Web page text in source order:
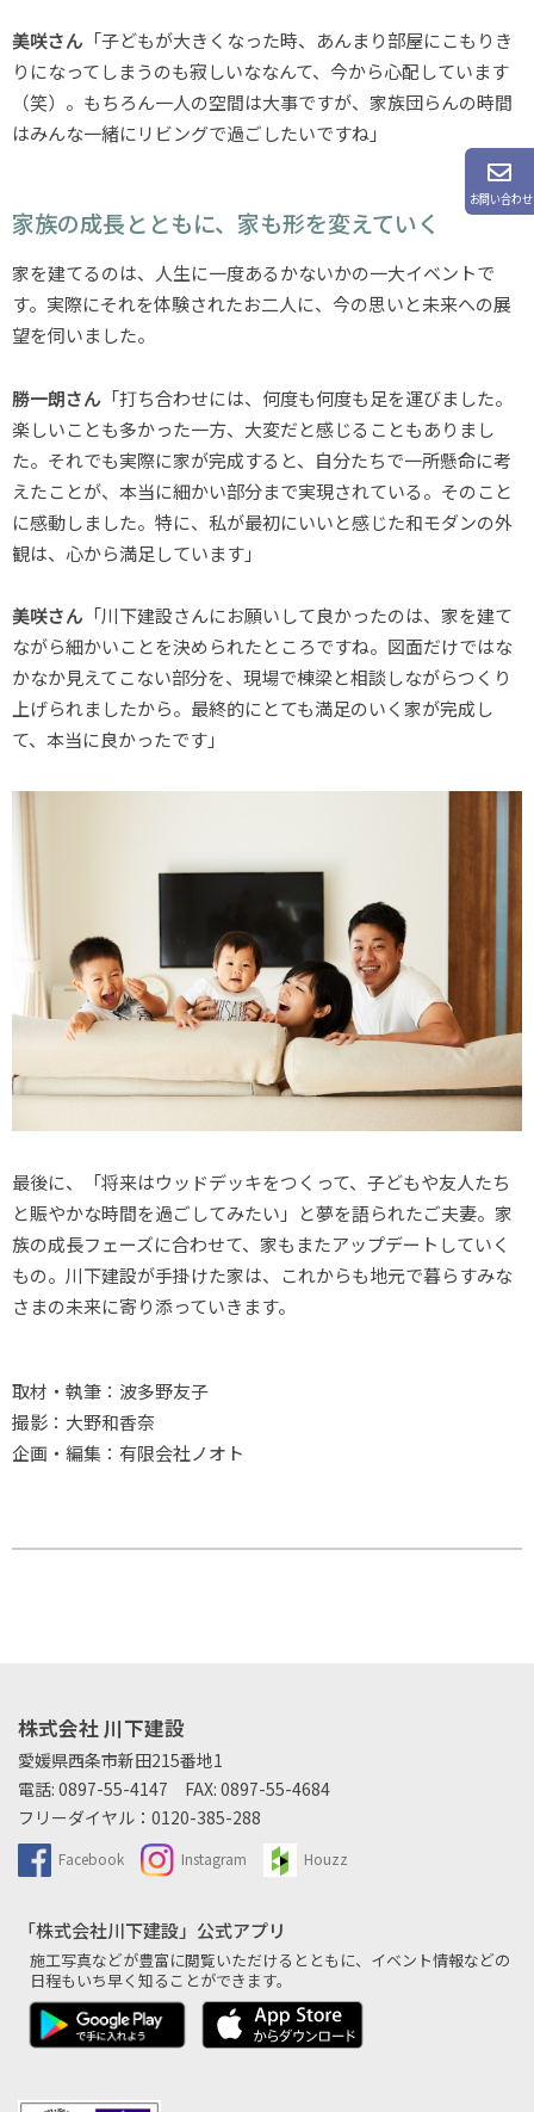
お問い合わせ
美咲さん 「子どもが大きくなった時、あんまり部屋にこもりき
りになってしまうのも寂しいななんて、今から心配しています
（笑）。もちろん一人の空間は大事ですが、家族団らんの時間
はみんな一緒にリビングで過ごしたいですね」
家族の成長とともに、家も形を変えていく
家を建てるのは、人生に一度あるかないかの一大イベントで
す。実際にそれを体験されたお二人に、今の思いと未来への展
望を伺いました。
勝一朗さん 「打ち合わせには、何度も何度も足を運びました。
楽しいことも多かった一方、大変だと感じることもありまし
た。それでも実際に家が完成すると、自分たちで一所懸命に考
えたことが、本当に細かい部分まで実現されている。そのこと
に感動しました。特に、私が最初にいいと感じた和モダンの外
観は、心から満足しています」
美咲さん 「川下建設さんにお願いして良かったのは、家を建て
ながら細かいことを決められたところですね。図面だけではな
かなか見えてこない部分を、現場で棟梁と相談しながらつくり
上げられましたから。最終的にとても満足のいく家が完成し
て、本当に良かったです」
最後に、「将来はウッドデッキをつくって、子どもや友人たち
と賑やかな時間を過ごしてみたい」と夢を語られたご夫妻。家
族の成長フェーズに合わせて、家もまたアップデートしていく
もの。川下建設が手掛けた家は、これからも地元で暮らすみな
さまの未来に寄り添っていきます。
取材・執筆：波多野友子
撮影：大野和香奈
企画・編集：有限会社ノオト
株式会社 川下建設
愛媛県西条市新田215番地1
電話: 0897-55-4147 FAX: 0897-55-4684
フリーダイヤル： 0120-385-288
Facebook Instagram Houzz
「株式会社川下建設」公式アプリ
施工写真などが豊富に閲覧いただけるとともに、 イベント情報などの
日程もいち早く知ることができます。